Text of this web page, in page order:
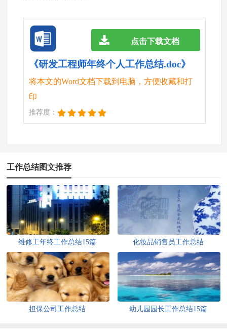
《研发工程师年终个人工作总结.doc》
将本文的Word文档下载到电脑，方便收藏和打
印
推荐度：
点击下载文档
工作总结图文推荐
维修工年终工作总结15篇 化妆品销售员工作总结
担保公司工作总结 幼儿园园长工作总结15篇